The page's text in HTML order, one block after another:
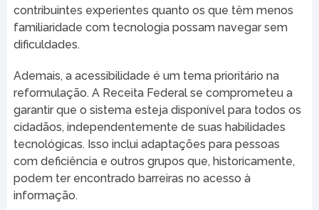
contribuintes experientes quanto os que têm menos
familiaridade com tecnologia possam navegar sem
dificuldades.
Ademais, a acessibilidade é um tema prioritário na
reformulação. A Receita Federal se comprometeu a
garantir que o sistema esteja disponível para todos os
cidadãos, independentemente de suas habilidades
tecnológicas. Isso inclui adaptações para pessoas
com deficiência e outros grupos que, historicamente,
podem ter encontrado barreiras no acesso à
informação.